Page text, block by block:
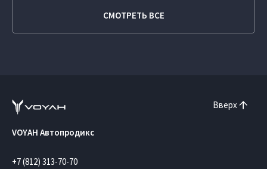
СМОТРЕТЬ ВСЕ
Вверх
VOYAH Автопродикс
+7 (812) 313-70-70